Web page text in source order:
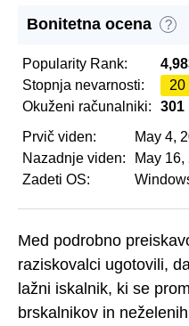
Bonitetna ocena ?
Popularity Rank:
Stopnja nevarnosti:
20
Okuženi računalniki:
301
Prvič viden:
May 4,
Nazadnje viden:
May 16,
Zadeti OS:
Med podrobno
raziskovalci ugotovili,
lažni iskalnik, ki se
brskalnikov in